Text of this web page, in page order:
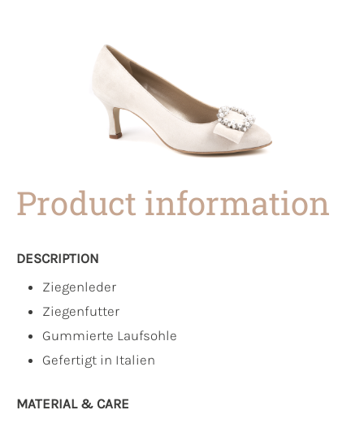
Product information
DESCRIPTION
Ziegenleder
Ziegenfutter
Gummierte Laufsohle
Gefertigt in Italien
MATERIAL & CARE